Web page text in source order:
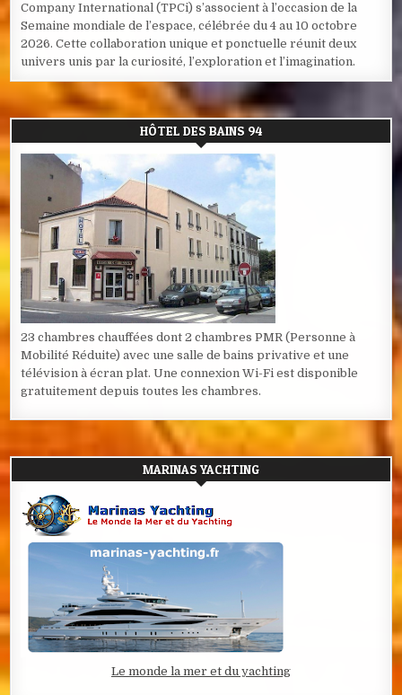
Company International (TPCi) s’associent à l’occasion de la
Semaine mondiale de l’espace, célébrée du 4 au 10 octobre
2026. Cette collaboration unique et ponctuelle réunit deux
univers unis par la curiosité, l’exploration et l’imagination.
HÔTEL DES BAINS 94
23 chambres chauffées dont 2 chambres PMR (Personne à
Mobilité Réduite) avec une salle de bains privative et une
télévision à écran plat. Une connexion Wi-Fi est disponible
gratuitement depuis toutes les chambres.
MARINAS YACHTING
Le monde la mer et du yachting